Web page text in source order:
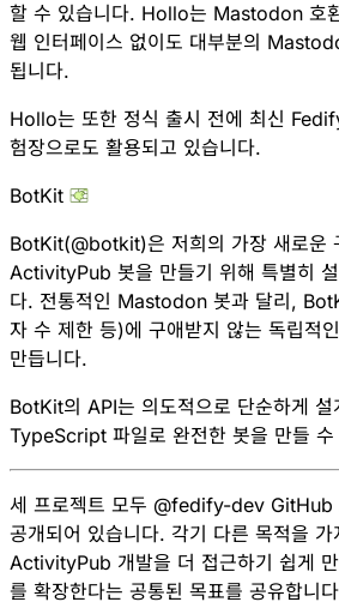
할 수 있습니다. Hollo는 Mastodon 호
웹 인터페이스 없이도 대부분의
됩니다.
Hollo는 또한 정식 출시 전에 최신
험장으로도 활용되고 있습니다.
BotKit
BotKit(@botkit)은 저희의 가장 새로운
ActivityPub 봇을 만들기 위해 특별히 설
다. 전통적인 Mastodon 봇과 달리,
자 수 제한 등)에 구애받지 않는 독립적
만듭니다.
BotKit의 API는 의도적으로 단순하게 설
TypeScript 파일로 완전한 봇을 만들 수
세 프로젝트 모두 @fedify-dev GitHub
공개되어 있습니다. 각기 다른 목적을 가
ActivityPub 개발을 더 접근하기 쉽게 만
를 확장한다는 공통된 목표를 공유합니